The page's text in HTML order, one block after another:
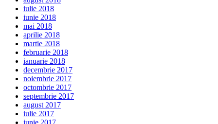
iulie 2018
iunie 2018
mai 2018
aprilie 2018
martie 2018
februarie 2018
ianuarie 2018
decembrie 2017
noiembrie 2017
octombrie 2017
septembrie 2017
august 2017
iulie 2017
iunie 2017